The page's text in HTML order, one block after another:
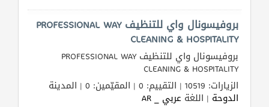
بروفيسونال واي للتنظيف PROFESSIONAL WAY
CLEANING & HOSPITALITY
بروفيسونال واي للتنظيف PROFESSIONAL WAY
CLEANING & HOSPITALITY
الزيارات: 10519 | التقييم: 0 | المقيّمين: 0 | المدينة
الدوحة | اللغة عربي _ AR